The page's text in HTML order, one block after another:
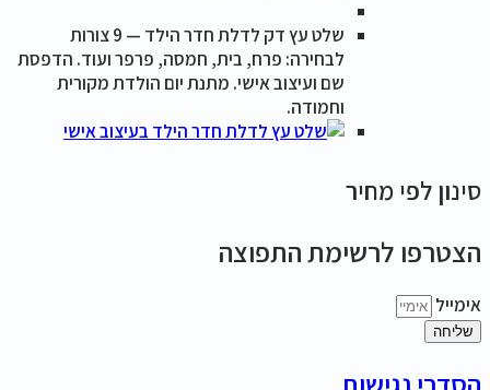
שלט עץ דק לדלת חדר הילד — 9 צורות
לבחירה: פרח, בית, חמסה, פרפר ועוד. הדפסת
שם ועיצוב אישי. מתנת יום הולדת מקורית
וחמודה.
סינון לפי מחיר
הצטרפו לרשימת התפוצה
אימייל
שליחה